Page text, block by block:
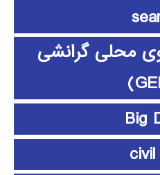
محلی گرانشی
Big